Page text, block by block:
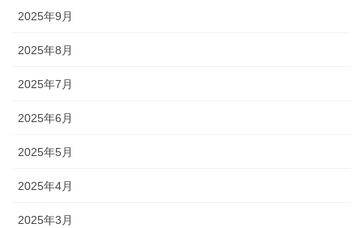
2025年9月
2025年8月
2025年7月
2025年6月
2025年5月
2025年4月
2025年3月